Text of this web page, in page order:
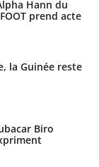
Hann du
prend acte
la Guinée reste
Biro